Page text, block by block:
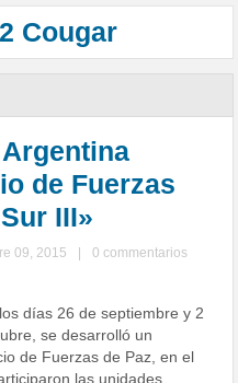
Cougar
de Fuerzas
III»
09, 2015
0 commentarios
días 26 de septiembre y 2
se desarrolló un
de Fuerzas de Paz, en el
las unidades